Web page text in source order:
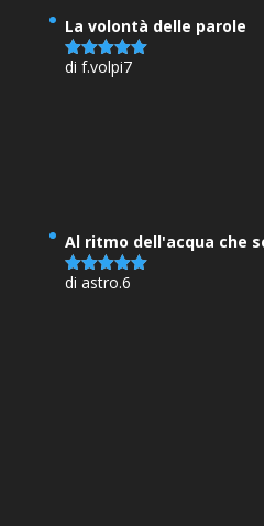
La volontà delle parole
Valutato 5
di f.volpi7
Al ritmo dell'acqua che
Valutato5
di astro.6